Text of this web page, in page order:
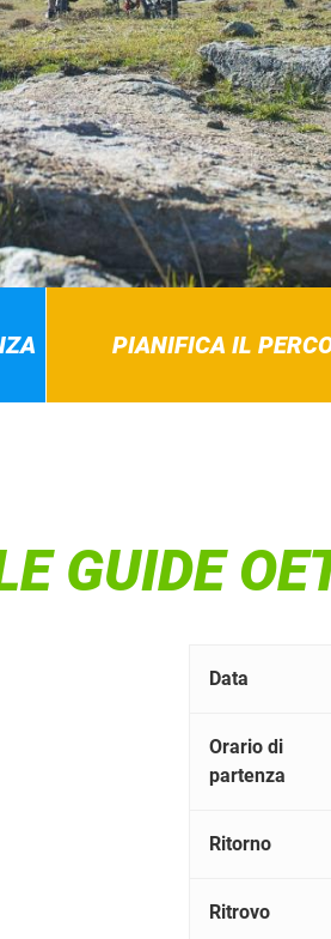
PIANIFICA IL
GUIDE
Data
Orario di
partenza
Ritorno
Ritrovo